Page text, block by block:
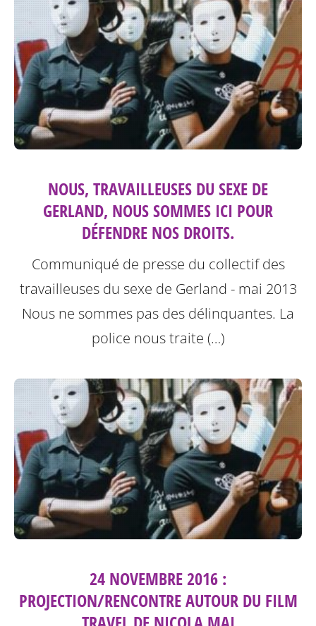
NOUS, TRAVAILLEUSES DU SEXE DE
GERLAND, NOUS SOMMES ICI POUR
DÉFENDRE NOS DROITS.
Communiqué de presse du collectif des
travailleuses du sexe de Gerland - mai 2013
Nous ne sommes pas des délinquantes. La
police nous traite (…)
24 NOVEMBRE 2016 :
PROJECTION/RENCONTRE AUTOUR DU FILM